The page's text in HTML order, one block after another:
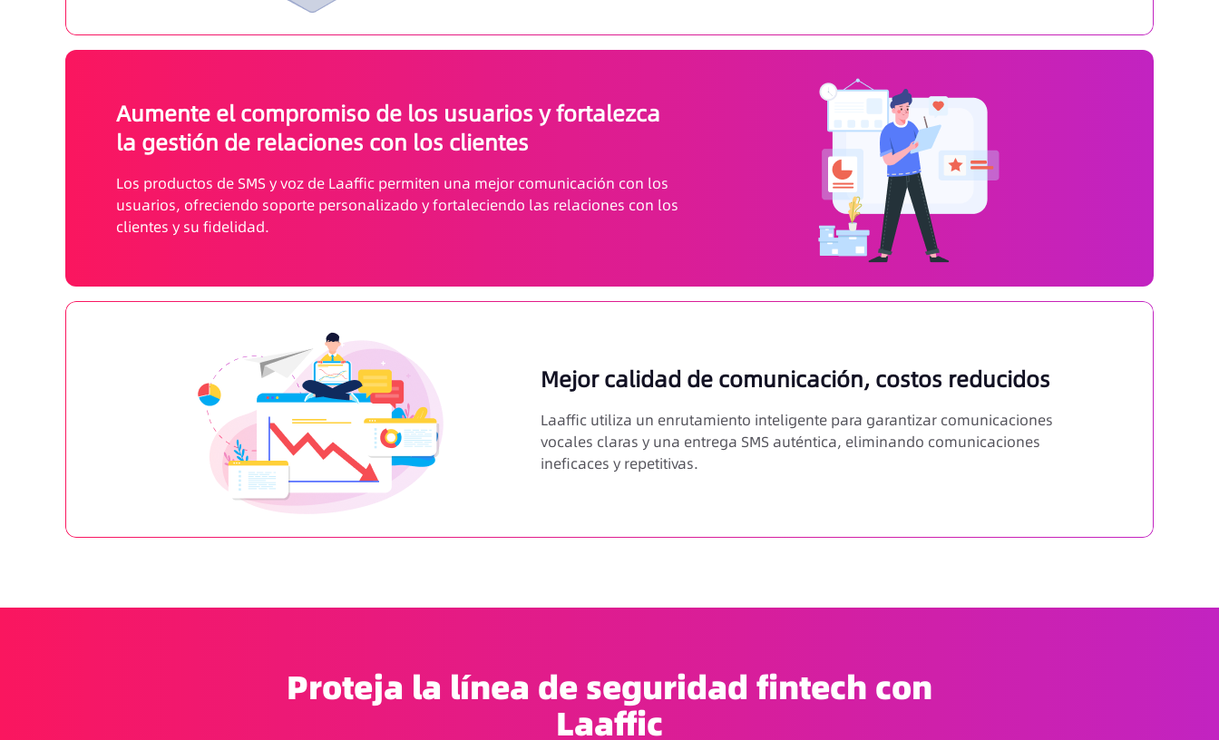
Aumente el compromiso de los usuarios y fortalezca
la gestión de relaciones con los clientes
Los productos de SMS y voz de Laaffic permiten una mejor comunicación con los
usuarios, ofreciendo soporte personalizado y fortaleciendo las relaciones con los
clientes y su fidelidad.
Mejor calidad de comunicación, costos reducidos
Laaffic utiliza un enrutamiento inteligente para garantizar comunicaciones
vocales claras y una entrega SMS auténtica, eliminando comunicaciones
ineficaces y repetitivas.
Proteja la línea de seguridad fintech con
Laaffic